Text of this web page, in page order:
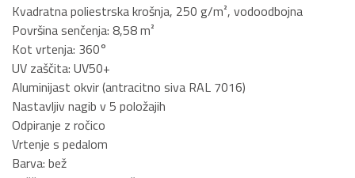
Kvadratna poliestrska krošnja, 250 g/m², vodoodbojna
Površina senčenja: 8,58 m²
Kot vrtenja: 360°
UV zaščita: UV50+
Aluminijast okvir (antracitno siva RAL 7016)
Nastavljiv nagib v 5 položajih
Odpiranje z ročico
Vrtenje s pedalom
Barva: bež